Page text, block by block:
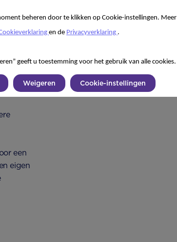
een
eigen
beheren door te klikken op Cookie-instellingen. Meer
en de Privacyverklaring .
geeft u toestemming voor het gebruik van alle cookies.
Weigeren Cookie-instellingen